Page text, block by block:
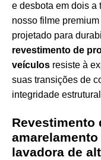
e desbota em dois a
nosso filme premium
projetado para
revestimento de
veículos resiste à
suas transições de
integridade
Revestimento
lavadora de